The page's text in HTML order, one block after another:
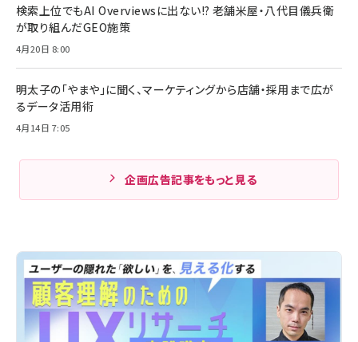
検索上位でもAI Overviewsに出ない!? 老舗米屋・八代目儀兵衛
が取り組んだGEO施策
4月20日 8:00
明太子の「やまや」に聞く、マーケティングから店舗・採用まで広が
るデータ活用術
4月14日 7:05
企画広告記事をもっと見る